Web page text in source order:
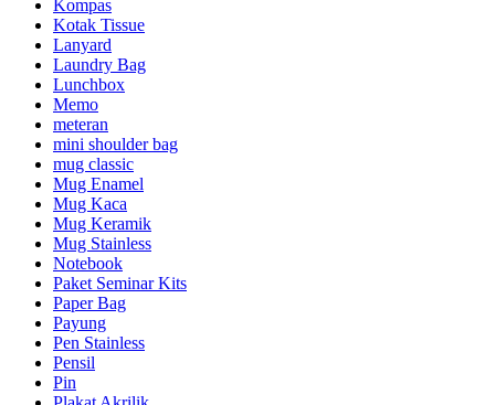
Kompas
Kotak Tissue
Lanyard
Laundry Bag
Lunchbox
Memo
meteran
mini shoulder bag
mug classic
Mug Enamel
Mug Kaca
Mug Keramik
Mug Stainless
Notebook
Paket Seminar Kits
Paper Bag
Payung
Pen Stainless
Pensil
Pin